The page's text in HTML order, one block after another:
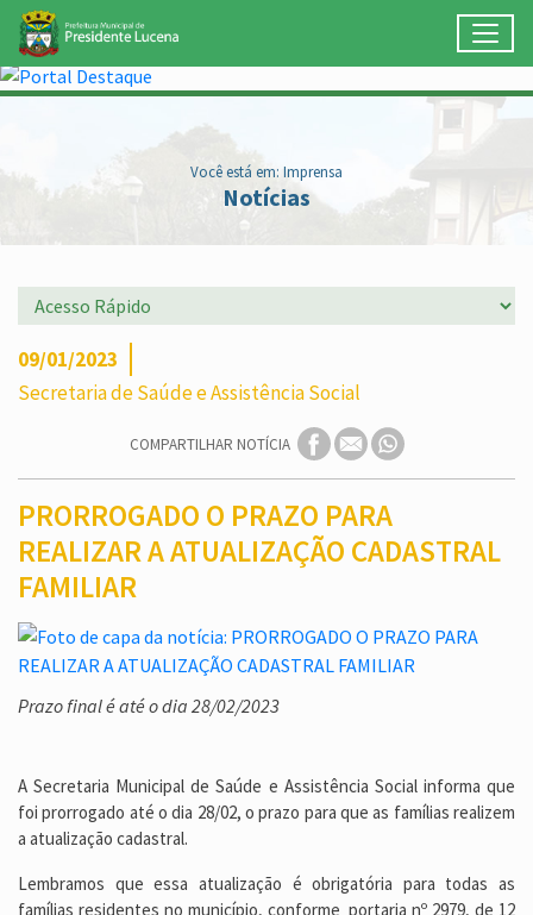
Ir para conteúdo principal
Você está em: Imprensa
Notícias
09/01/2023
Secretaria de Saúde e Assistência Social
COMPARTILHAR NOTÍCIA
PRORROGADO O PRAZO PARA
REALIZAR A ATUALIZAÇÃO CADASTRAL
FAMILIAR
Prazo final é até o dia 28/02/2023
A Secretaria Municipal de Saúde e Assistência Social informa que
foi prorrogado até o dia 28/02, o prazo para que as famílias realizem
a atualização cadastral.
Lembramos que essa atualização é obrigatória para todas as
famílias residentes no município, conforme portaria nº 2979, de 12